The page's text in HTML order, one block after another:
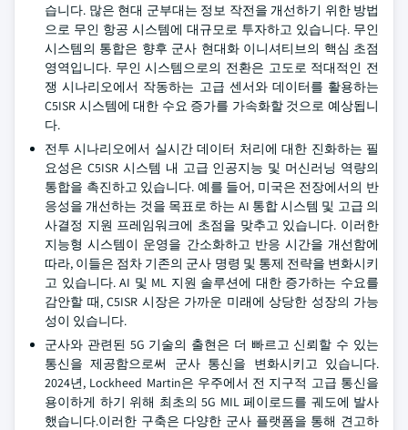
습니다. 많은 현대 군부대는 정보 작전을 개선하기 위한 방법
으로 무인 항공 시스템에 대규모로 투자하고 있습니다. 무인
시스템의 통합은 향후 군사 현대화 이니셔티브의 핵심 초점
영역입니다. 무인 시스템으로의 전환은 고도로 적대적인 전
쟁 시나리오에서 작동하는 고급 센서와 데이터를 활용하는
C5ISR 시스템에 대한 수요 증가를 가속화할 것으로 예상됩니
다.
전투 시나리오에서 실시간 데이터 처리에 대한 진화하는 필
요성은 C5ISR 시스템 내 고급 인공지능 및 머신러닝 역량의
통합을 촉진하고 있습니다. 예를 들어, 미국은 전장에서의 반
응성을 개선하는 것을 목표로 하는 AI 통합 시스템 및 고급 의
사결정 지원 프레임워크에 초점을 맞추고 있습니다. 이러한
지능형 시스템이 운영을 간소화하고 반응 시간을 개선함에
따라, 이들은 점차 기존의 군사 명령 및 통제 전략을 변화시키
고 있습니다. AI 및 ML 지원 솔루션에 대한 증가하는 수요를
감안할 때, C5ISR 시장은 가까운 미래에 상당한 성장의 가능
성이 있습니다.
군사와 관련된 5G 기술의 출현은 더 빠르고 신뢰할 수 있는
통신을 제공함으로써 군사 통신을 변화시키고 있습니다.
2024년, Lockheed Martin은 우주에서 전 지구적 고급 통신을
용이하게 하기 위해 최초의 5G MIL 페이로드를 궤도에 발사
했습니다.이러한 구축은 다양한 군사 플랫폼을 통해 견고하